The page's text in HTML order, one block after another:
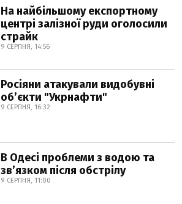
На найбільшому експортному
центрі залізної руди оголосили
страйк
9 СЕРПНЯ, 14:56
Росіяни атакували видобувні
обʼєкти "Укрнафти"
9 СЕРПНЯ, 16:32
В Одесі проблеми з водою та
звʼязком після обстрілу
9 СЕРПНЯ, 11:00